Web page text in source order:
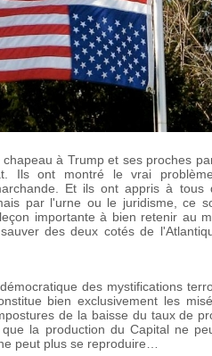
à Trump et ses proches
Ils ont montré le vrai
Et ils ont appris à tous
par l'urne ou le juridisme, ce
importante à bien retenir au
des deux cotés de
des mystifications
bien exclusivement les
de la baisse du taux de
la production du Capital ne
peut plus se reproduire…